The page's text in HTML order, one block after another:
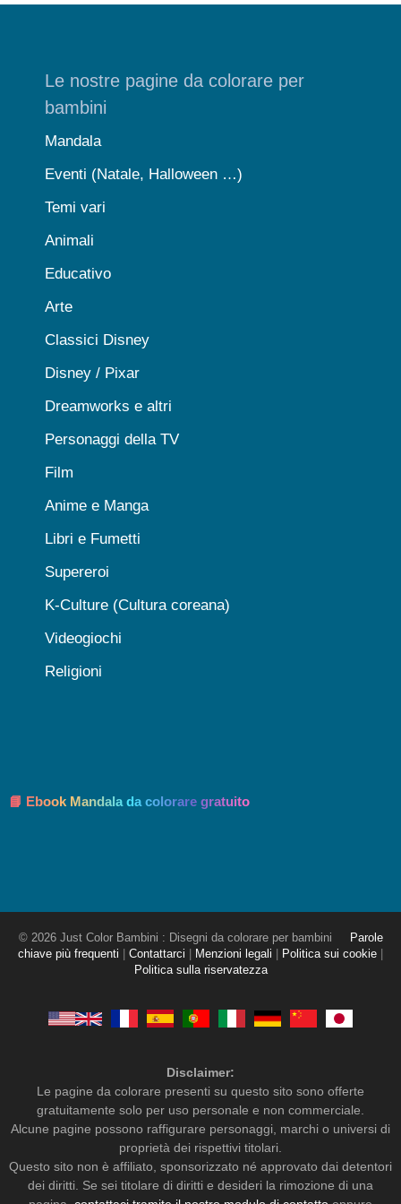
Le nostre pagine da colorare per
bambini
Mandala
Eventi (Natale, Halloween …)
Temi vari
Animali
Educativo
Arte
Classici Disney
Disney / Pixar
Dreamworks e altri
Personaggi della TV
Film
Anime e Manga
Libri e Fumetti
Supereroi
K-Culture (Cultura coreana)
Videogiochi
Religioni
📘 Ebook Mandala da colorare gratuito
© 2026 Just Color Bambini : Disegni da colorare per bambini
Parole
chiave più frequenti
Contattarci Menzioni legali Politica sui cookie
Politica sulla riservatezza
Disclaimer:
Le pagine da colorare presenti su questo sito sono offerte
gratuitamente solo per uso personale e non commerciale.
Alcune pagine possono raffigurare personaggi, marchi o universi di
proprietà dei rispettivi titolari.
Questo sito non è affiliato, sponsorizzato né approvato dai detentori
dei diritti. Se sei titolare di diritti e desideri la rimozione di una